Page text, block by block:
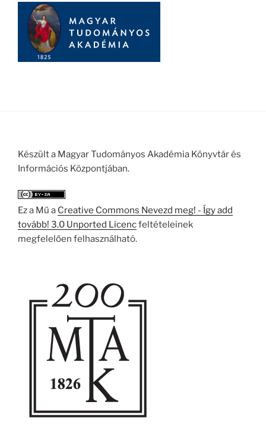
Készült a Magyar Tudományos Akadémia Könyvtár és
Információs Központjában.
Ez a Mű a Creative Commons Nevezd meg! - Így add
tovább! 3.0 Unported Licencfeltételeinek
megfelelően felhasználható.